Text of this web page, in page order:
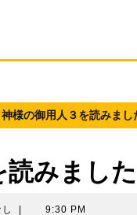
神様の御用人３を読みまし
読みました
9:30 PM